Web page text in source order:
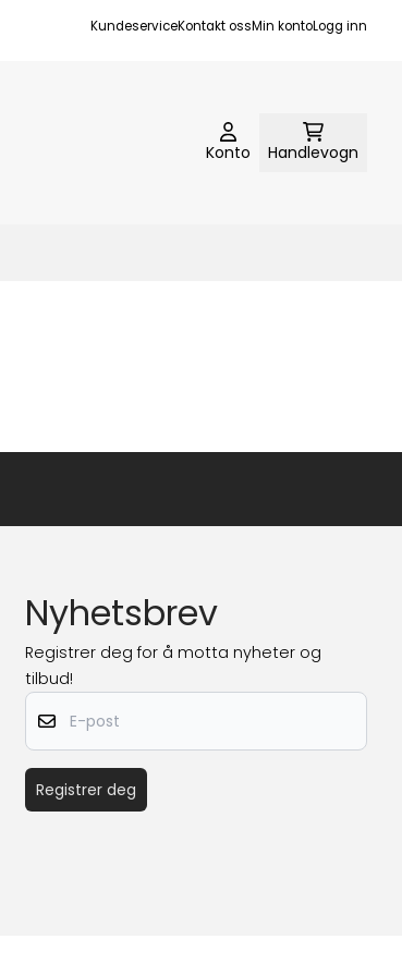
KundeserviceKontakt ossMin kontoLogg inn
Konto Handlevogn
Nyhetsbrev
Registrer deg for å motta nyheter og
tilbud!
E-post
Registrer deg